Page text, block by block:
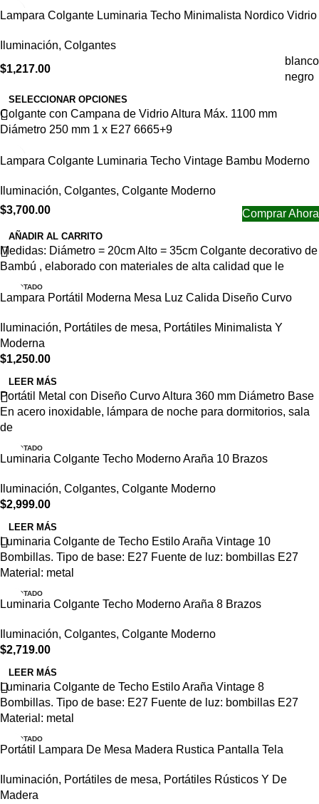
Lampara Colgante Luminaria Techo Minimalista Nordico Vidrio
Iluminación, Colgantes
$1,217.00
blanco
negro
SELECCIONAR OPCIONES
Colgante con Campana de Vidrio Altura Máx. 1100 mm
Diámetro 250 mm 1 x E27 6665+9
Lampara Colgante Luminaria Techo Vintage Bambu Moderno
Iluminación, Colgantes, Colgante Moderno
$3,700.00 Comprar Ahora
AÑADIR AL CARRITO
Medidas: Diámetro = 20cm Alto = 35cm Colgante decorativo de
Bambú , elaborado con materiales de alta calidad que le
AGOTADO
Lampara Portátil Moderna Mesa Luz Calida Diseño Curvo
Iluminación, Portátiles de mesa, Portátiles Minimalista Y
Moderna
$1,250.00
LEER MÁS
Portátil Metal con Diseño Curvo Altura 360 mm Diámetro Base
En acero inoxidable, lámpara de noche para dormitorios, sala
de
AGOTADO
Luminaria Colgante Techo Moderno Araña 10 Brazos
Iluminación, Colgantes, Colgante Moderno
$2,999.00
LEER MÁS
Luminaria Colgante de Techo Estilo Araña Vintage 10
Bombillas. Tipo de base: E27 Fuente de luz: bombillas E27
Material: metal
AGOTADO
Luminaria Colgante Techo Moderno Araña 8 Brazos
Iluminación, Colgantes, Colgante Moderno
$2,719.00
LEER MÁS
Luminaria Colgante de Techo Estilo Araña Vintage 8
Bombillas. Tipo de base: E27 Fuente de luz: bombillas E27
Material: metal
AGOTADO
Portátil Lampara De Mesa Madera Rustica Pantalla Tela
Iluminación, Portátiles de mesa, Portátiles Rústicos Y De
Madera